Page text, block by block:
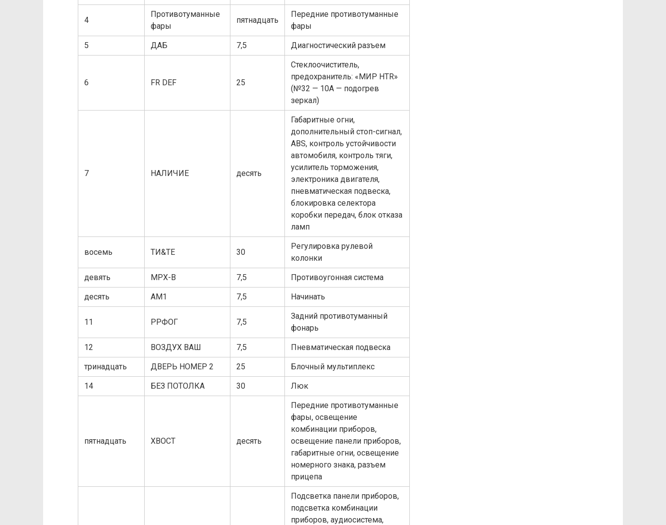
4
Противотуманные
фары
пятнадцать
Передние противотуманные
фары
5 ДАБ 7,5 Диагностический разъем
6 FR DEF 25
Стеклоочиститель,
предохранитель: «МИР HTR»
(№32 — 10А — подогрев
зеркал)
7 НАЛИЧИЕ десять
Габаритные огни,
дополнительный стоп-сигнал,
ABS, контроль устойчивости
автомобиля, контроль тяги,
усилитель торможения,
электроника двигателя,
пневматическая подвеска,
блокировка селектора
коробки передач, блок отказа
ламп
восемь ТИ&ТЕ 30
Регулировка рулевой
колонки
девять MPX-B 7,5 Противоугонная система
десять АМ1 7,5 Начинать
11 РРФОГ 7,5
Задний противотуманный
фонарь
12 ВОЗДУХ ВАШ 7,5 Пневматическая подвеска
тринадцать ДВЕРЬ НОМЕР 2 25 Блочный мультиплекс
14 БЕЗ ПОТОЛКА 30 Люк
пятнадцать ХВОСТ десять
Передние противотуманные
фары, освещение
комбинации приборов,
освещение панели приборов,
габаритные огни, освещение
номерного знака, разъем
прицепа
Подсветка панели приборов,
подсветка комбинации
приборов, аудиосистема,